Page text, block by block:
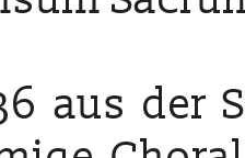
aus der